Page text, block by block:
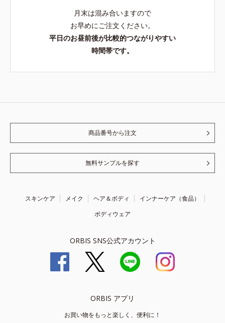
月末は混み合いますので
お早めにご注文ください。
平日のお昼前後が比較的つながりやすい
時間帯です。
商品番号から注文
無料サンプルを探す
スキンケア メイク ヘア＆ボディ
インナーケア（食品）
ボディウェア
ORBIS SNS公式アカウント
ORBIS アプリ
お買い物をもっと楽しく、便利に！